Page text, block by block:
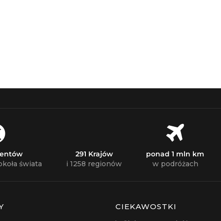
świata
291 Krajów
i 1258 regionów
ponad 1 mln km
w podróżach
CIEKAWOSTKI